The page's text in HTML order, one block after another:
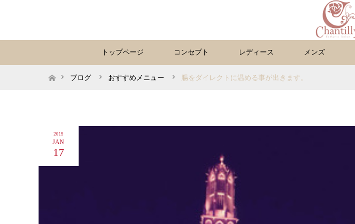
トップページ コンセプト レディース メンズ
ホームブログ おすすめメニュー 腸をダイレクトに温める事が出きます。
2019
JAN
17